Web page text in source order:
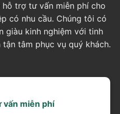
trợ tư vấn miễn phí cho
có nhu cầu. Chúng tôi có
giàu kinh nghiệm với tinh
tâm phục vụ quý khách.
vấn miễn phí